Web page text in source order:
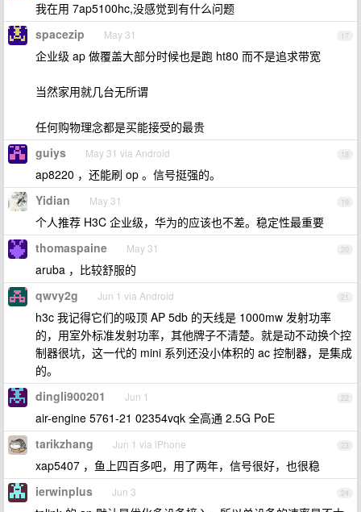
我在用 7ap5100hc,没感觉到有什么问题
17
spacezip May 31
企业级 ap 做覆盖大部分时候也是跑 ht80 而不是追求带宽
当然家用就几台无所谓
任何购物理念都是买能接受的最贵
18
guiys May 31 via Android
ap8220 ，还能刷 op 。信号挺强的。
19
Yidian May 31
个人推荐 H3C 企业级，华为的应该也不差。稳定性最重要
20
thomaspaine May 31
aruba ，比较舒服的
21
qwvy2g Jun 1 via Android
h3c 我记得它们的吸顶 AP 5db 的天线是 1000mw 发射功率
的，用室外标准发射功率，其他牌子不清楚。就是动不动换个控
制器很坑，这一代的 mini 系列还没小体积的 ac 控制器，是集成
的。
22
dingli900201 Jun 1
air-engine 5761-21 02354vqk 全高通 2.5G PoE
23
tarikzhang Jun 1 via iPhone
xap5407 ，鱼上四百多吧，用了两年，信号很好，也很稳
24
ierwinplus Jun 3